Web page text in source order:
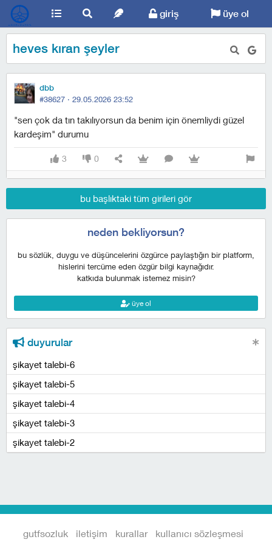
giriş üye ol
heves kıran şeyler
dbb
#38627 · 29.05.2026 23:52
"sen çok da tın takılıyorsun da benim için önemliydi güzel
kardeşim" durumu
3 0
bu başlıktaki tüm girileri gör
neden bekliyorsun?
bu sözlük, duygu ve düşüncelerini özgürce paylaştığın bir platform,
hislerini tercüme eden özgür bilgi kaynağıdır.
katkıda bulunmak istemez misin?
üye ol
duyurular
şikayet talebi-6
şikayet talebi-5
şikayet talebi-4
şikayet talebi-3
şikayet talebi-2
gutfsozluk iletişim kurallar kullanıcı sözleşmesi